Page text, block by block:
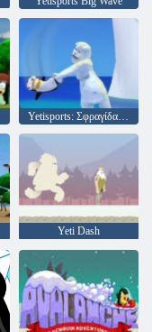
Yetisports: Σφραγίδα αναπήδηση
Yeti Dash